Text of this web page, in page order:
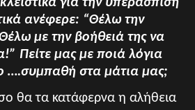
για την υπεράσπισή
ανέφερε: “Θέλω την
με την βοήθειά της να
Πείτε μας με ποιά λόγια
….συμπαθή στα μάτια μας;
θα τα κατάφερνα η αλήθεια